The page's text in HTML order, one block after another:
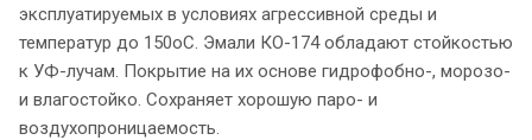
эксплуатируемых в условиях агрессивной среды и
температур до 150оС. Эмали КО-174 обладают стойкостью
к УФ-лучам. Покрытие на их основе гидрофобно-, морозо-
и влагостойко. Сохраняет хорошую паро- и
воздухопроницаемость.